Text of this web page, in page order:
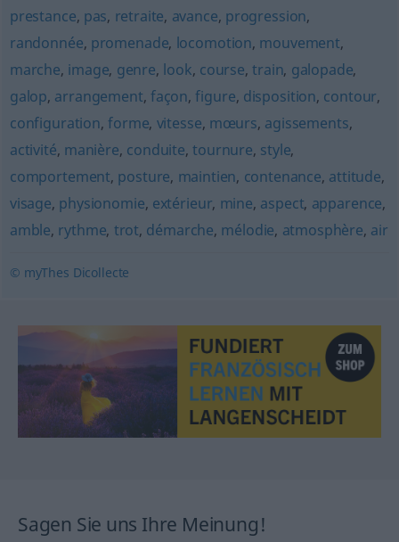
prestance, pas, retraite, avance, progression,
randonnée, promenade, locomotion, mouvement,
marche, image, genre, look, course,train, galopade,
galop, arrangement, façon,figure, disposition, contour,
configuration,forme, vitesse, mœurs, agissements,
activité, manière, conduite,tournure, style,
comportement, posture, maintien, contenance, attitude,
visage, physionomie, extérieur, mine, aspect, apparence,
amble, rythme, trot, démarche, mélodie, atmosphère, air
© myThes Dicollecte
Sagen Sie uns Ihre Meinung!